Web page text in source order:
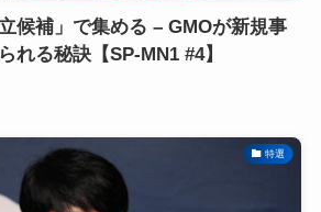
候補」で集める – GMOが新規事
れる秘訣【SP-MN1 #4】
特選